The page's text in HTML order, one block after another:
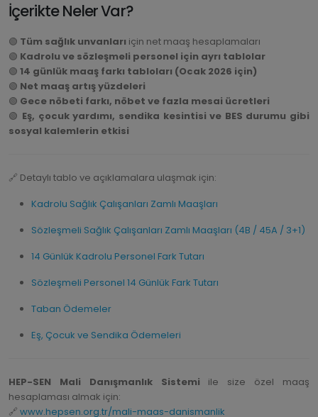
İçerikte Neler Var?
🟢 Tüm sağlık unvanları için net maaş hesaplamaları
🟢 Kadrolu ve sözleşmeli personel için ayrı tablolar
🟢 14 günlük maaş farkı tabloları (Ocak 2026 için)
🟢 Net maaş artış yüzdeleri
🟢 Gece nöbeti farkı, nöbet ve fazla mesai ücretleri
🟢 Eş, çocuk yardımı, sendika kesintisi ve BES durumu gibi
sosyal kalemlerin etkisi
🔗 Detaylı tablo ve açıklamalara ulaşmak için:
Kadrolu Sağlık Çalışanları Zamlı Maaşları
Sözleşmeli Sağlık Çalışanları Zamlı Maaşları (4B / 45A / 3+1)
14 Günlük Kadrolu Personel Fark Tutarı
Sözleşmeli Personel 14 Günlük Fark Tutarı
Taban Ödemeler
Eş, Çocuk ve Sendika Ödemeleri
HEP-SEN Mali Danışmanlık Sistemi ile size özel maaş
hesaplaması almak için:
🔗 www.hepsen.org.tr/mali-maas-danismanlik